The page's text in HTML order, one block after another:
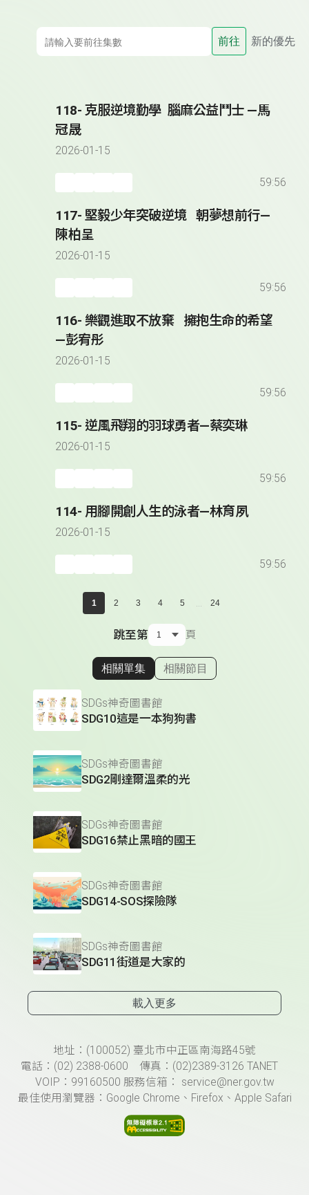
前往 新的優先
118- 克服逆境勤學 腦麻公益鬥士 —馬
冠晟
2026-01-15
59:56
117- 堅毅少年突破逆境 朝夢想前行—
陳柏呈
2026-01-15
59:56
116- 樂觀進取不放棄 擁抱生命的希望
—彭宥彤
2026-01-15
59:56
115- 逆風飛翔的羽球勇者—蔡奕琳
2026-01-15
59:56
114- 用腳開創人生的泳者—林育夙
2026-01-15
59:56
1 2 3 4 5 ... 24
跳至第 頁
顯示相關單集
相關單集 相關節目
SDGs神奇圖書館
SDG10這是一本狗狗書
SDGs神奇圖書館
SDG2剛達爾溫柔的光
SDGs神奇圖書館
SDG16禁止黑暗的國王
SDGs神奇圖書館
SDG14-SOS探險隊
SDGs神奇圖書館
SDG11街道是大家的
載入更多
頁尾資訊地址：(100052) 臺北市中正區南海路45號
電話：(02) 2388-0600 傳真：(02)2389-3126 TANET
VOIP：99160500 服務信箱： service@ner.gov.tw
最佳使用瀏覽器：Google Chrome、Firefox、Apple Safari